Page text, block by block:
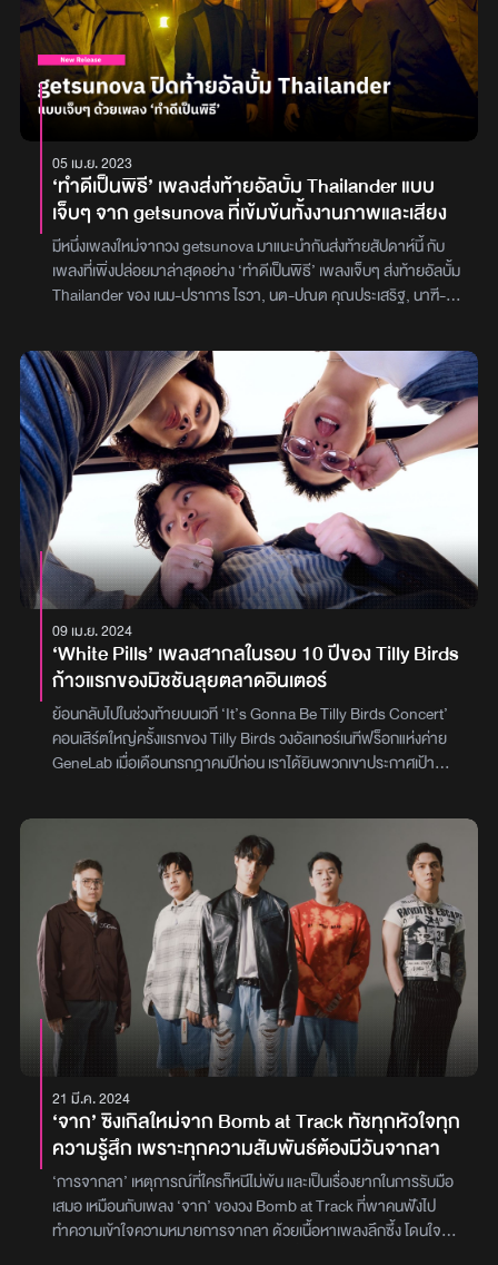
05 เม.ย. 2023
‘ทำดีเป็นพิธี’ เพลงส่งท้ายอัลบั้ม Thailander แบบ
เจ็บๆ จาก getsunova ที่เข้มข้นทั้งงานภาพและเสียง
มีหนึ่งเพลงใหม่จากวง getsunova มาแนะนำกันส่งท้ายสัปดาห์นี้ กับ
เพลงที่เพิ่งปล่อยมาล่าสุดอย่าง ‘ทำดีเป็นพิธี’ เพลงเจ็บๆ ส่งท้ายอัลบั้ม
Thailander ของ เนม-ปราการ ไรวา, นต-ปณต คุณประเสริฐ, นาฑี-
White Music ในเครือ GMM Grammyเพลงนี้ไม่เพียงแต่จะเข้มข้นใน
พาร์ทเนื้อหา และซาวด์ดนตรีที่ 4 หนุ่มทุ่มเทและตั้งใจ ในพาร์ทงานภาพ
ยังได้ 2 นักแสดงทั้ง ติ๊ก เจษฎาภรณ์ และ โดนัท มนัสนันท์ มาร่วมแสดง
ในมิวสิกวิดีโอ เพื่อถ่ายทอดเรื่องราวของคู่รักที่ทะเลาะกันเพราะฝ่าย
หนึ่งเข้าใจผิดคิดว่าอีกฝ่ายมีคนอื่น กระทั่งบานปลายไปจนถึงขึ้นตอน
การฟ้องร้องในชั้นศาลขณะที่ 2 นักแสดงได้พูดถึงความรู้สึกของการ
ร่วมงานในมิวสิกวิดีโอชิ้นนี้ว่า เป็นบทที่ยาก เพราะน้อยครั้งที่จะมีโอกาส
ได้มาแสดงมิวสิกวิดีโอ เรียกว่าเข้าถึงอารมณ์ บาดลึก และฟาดฟันกัน
ทางอารมณ์ตั้งแต่ซีนแรก แม้จะยากแต่ก็ทำมันออกมาได้ด้วยดี ซึ่งเรื่อง
ราวก็เข้ากับยุคสมัยที่เชื่อว่าทุกคนน่าจะโดนในแน่นอนสามารถรับชม
เรื่องราวคู่รักคู่ ‘ทำดีเป็นพิธี’ ได้แล้วทาง YouTube :
OfficialWhiteMusic หรือรับฟังได้ทุกบริการ Music Streaming รวม
ไปถึงขอเพลงนี้เข้ามาได้ที่ EFM94 ในช่วง EFM DJ PLAYLIST ตลอด
ทั้งวันภาพ : White Music
09 เม.ย. 2024
‘White Pills’ เพลงสากลในรอบ 10 ปีของ Tilly Birds
ก้าวแรกของมิชชันลุยตลาดอินเตอร์
ย้อนกลับไปในช่วงท้ายบนเวที ‘It’s Gonna Be Tilly Birds Concert’
คอนเสิร์ตใหญ่ครั้งแรกของ Tilly Birds วงอัลเทอร์เนทีฟร็อกแห่งค่าย
GeneLab เมื่อเดือนกรกฎาคมปีก่อน เราได้ยินพวกเขาประกาศเป้า
ที่มีชื่อว่า ‘White Pills’ ออกมาบรรเลงให้แฟน ๆ ในคอนเสิร์ตได้ฟังก่อน
ใครวันนี้ได้เวลาแล้วสำหรับก้าวแรกของมิชชั่นยิ่งใหญ่ เติร์ด-อนุโรจน์
เกตุเลขา, บิลลี่-ณัฐดนัย ชูชาติ และไมโล-ธุวานนท์ ตันติวัฒนวรกุล เลย
ขอประเดิมอัลบั้มสากลด้วยการปล่อยเพลง ‘White Pills’ ออกมาให้ฟัง
กันแบบเต็ม ๆ พร้อมชวนขยับไปตามกรูฟ และซาวด์ดนตรีที่อัดแน่นไป
ด้วยเอกลักษณ์ของ Tilly Birdsพวกเขาเล่าว่านี่เป็นการกลับมาทำงาน
เพลงสากลในรอบกว่า 10 ปี เพราะ Tilly Birds เริ่มต้นด้วยการทำเพลง
สากลมาก่อนทั้ง ‘Heart In A Cage’ และ ‘Like A Dead Man’ แต่หลัง
จากนั้นก็ได้ท้าทายด้วยการทำเพลงไทยและประสบความสำเร็จถึง 2
อัลบั้ม จนรู้สึกว่าถึงเวลาที่จะต้องกลับไปสู่จุดเริ่มต้น ด้วยการทำในสิ่งที่
เป็น Tilly Birds ในรูปแบบที่โตขึ้น ซึ่งแม้ว่าเนื้อเพลงจะเป็นสากล แต่ทุก
รายละเอียดก็ยังคงบ่งบอกถึงความเป็น Tilly Birds ได้อย่างชัดเจน“ทุก
อย่างในเพลงนี้ยังเป็น Tilly Birds ทั้งหมดเลยครับ ทั้งดนตรีที่เป็น
Alternative, การเรียบเรียง และซาวด์กีตาร์ ซึ่งเพลงนี้เป็นเพลงที่พูดถึง
ความรู้สึกที่เราอยากจะลืมแต่ก็ยังลืมไม่ได้ ยังเจ็บยังทรมานกับการเห็น
ภาพความทรงจำเก่า ๆ อยู่อย่างนั้น จะนอนก็นอนไม่หลับ เชื่อว่าหลาย
คนคงเข้าใจความรู้สึกนี้ที่มันมูฟออนไม่ได้สักที“เพลงนี้เราก็เขียนกันเอง
เป็นหลักครับ แต่ได้ Alex Syps และ Nache Chan มาช่วยทำให้เพลง
21 มี.ค. 2024
‘จาก’ ซิงเกิลใหม่จาก Bomb at Track ทัชทุกหัวใจทุก
ความรู้สึก เพราะทุกความสัมพันธ์ต้องมีวันจากลา
‘การจากลา’ เหตุการณ์ที่ใครก็หนีไม่พ้น และเป็นเรื่องยากในการรับมือ
เสมอ เหมือนกับเพลง ‘จาก’ ของวง Bomb at Track ที่พาคนฟังไป
ทำความเข้าใจความหมายการจากลา ด้วยเนื้อหาเพลงลึกซึ้ง โดนใจคน